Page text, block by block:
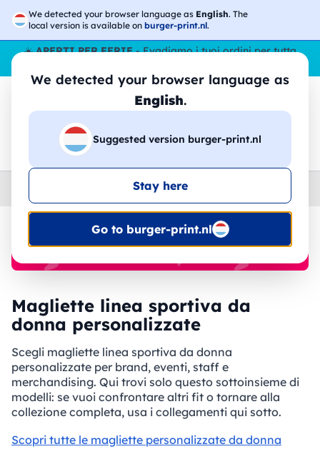
We detected your browser language as English. The
local version is available on burger-print.nl.
We detected your browser language as
English.
Suggested version burger-print.nl
Stay here
Go to burger-print.nl
☀️APERTI PER FERIE- Evadiamo i tuoi ordini per tutta
🔎 Cerca tra i prodotti
Donna › Linea sportiva
Magliette linea sportiva da
donna personalizzate
Scegli magliette linea sportiva da donna
personalizzate per brand, eventi, staff e
merchandising. Qui trovi solo questo sottoinsieme di
modelli: se vuoi confrontare altri fit o tornare alla
collezione completa, usa i collegamenti qui sotto.
Scopri tutte le magliette personalizzate da donna